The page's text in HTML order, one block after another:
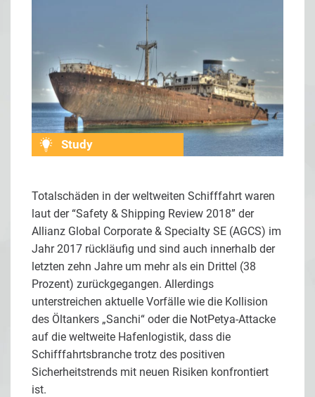
Study
Totalschäden in der weltweiten Schifffahrt waren
laut der “Safety & Shipping Review 2018” der
Allianz Global Corporate & Specialty SE (AGCS) im
Jahr 2017 rückläufig und sind auch innerhalb der
letzten zehn Jahre um mehr als ein Drittel (38
Prozent) zurückgegangen. Allerdings
unterstreichen aktuelle Vorfälle wie die Kollision
des Öltankers „Sanchi“ oder die NotPetya-Attacke
auf die weltweite Hafenlogistik, dass die
Schifffahrtsbranche trotz des positiven
Sicherheitstrends mit neuen Risiken konfrontiert
ist.